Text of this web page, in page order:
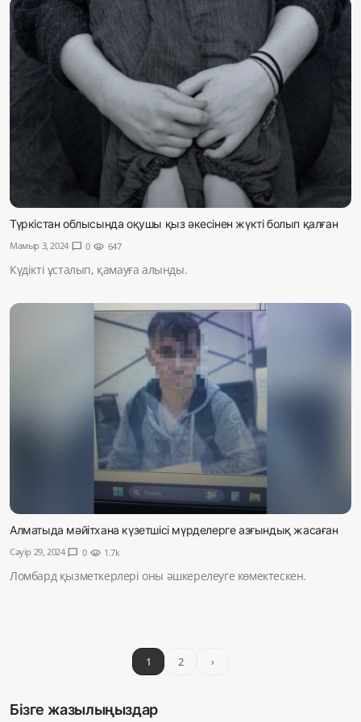
Түркістан облысында оқушы қыз әкесінен жүкті болып қалған
Мамыр 3, 2024 chat_bubble 0 visibility 647
Күдікті ұсталып, қамауға алынды.
Алматыда мәйітхана күзетшісі мүрделерге азғындық жасаған
Сәуір 29, 2024 chat_bubble 0 visibility 1.7k
Ломбард қызметкерлері оны әшкерелеуге көмектескен.
1 2 ›
Бізге жазылыңыздар